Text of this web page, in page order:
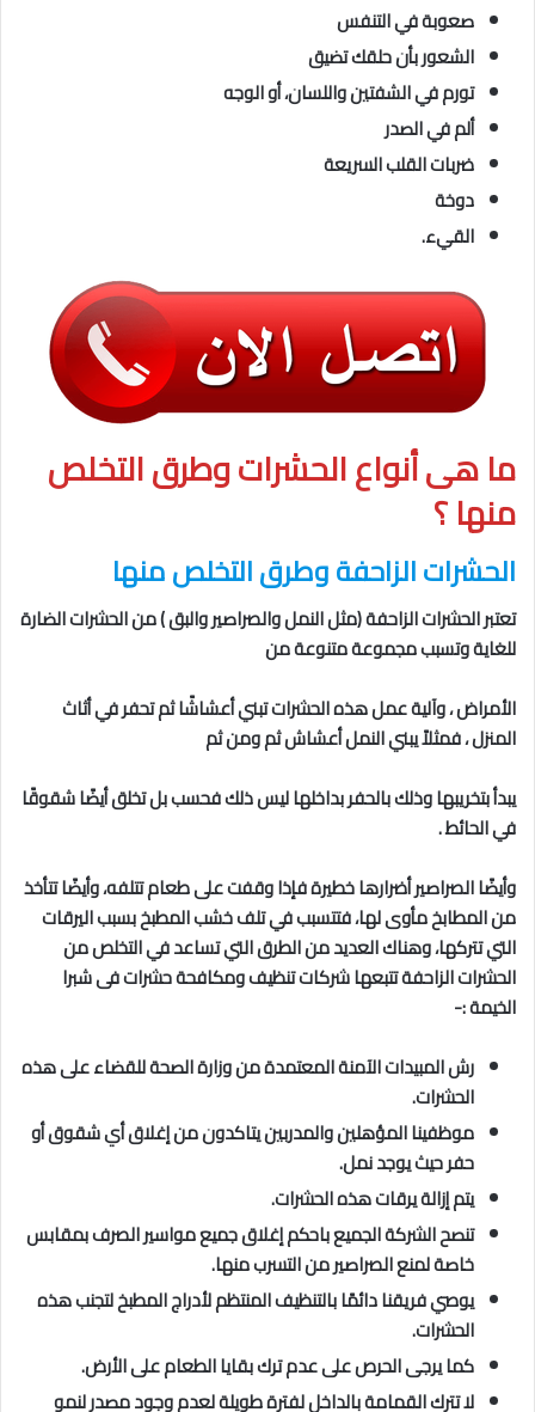
صعوبة في التنفس
الشعور بأن حلقك تضيق
تورم في الشفتين واللسان، أو الوجه
ألم في الصدر
ضربات القلب السريعة
دوخة
القيء.
ما هىأنواع الحشرات وطرق التخلص
منها؟
الحشرات الزاحفةوطرق التخلص منها
تعتبر الحشرات الزاحفة (مثل النمل والصراصير والبق ) من الحشرات الضارة
للغاية وتسبب مجموعة متنوعة من
الأمراض ، وآلية عمل هذه الحشرات تبني أعشاشًا ثم تحفر في أثاث
المنزل ، فمثلاً يبني النمل أعشاش ثم ومن ثم
يبدأ بتخريبها وذلك بالحفر بداخلها ليس ذلك فحسب بل تخلق أيضًا شقوقًا
في الحائط .
وأيضًا الصراصير أضرارها خطيرة فإذا وقفت على طعام تتلفه، وأيضًا تتأخذ
من المطابخ مأوى لها، فتتسبب في تلف خشب المطبخ بسبب اليرقات
التي تتركها، وهناك العديد من الطرق التي تساعد في التخلص من
الحشرات الزاحفة تتبعها شركات تنظيف ومكافحة حشرات فى شبرا
الخيمة:-
رش المبيدات الآمنة المعتمدة من وزارة الصحة للقضاء على هذه
الحشرات.
موظفينا المؤهلين والمدربين يتاكدون من إغلاق أي شقوق أو
حفر حيث يوجد نمل.
يتم إزالة يرقات هذه الحشرات.
تنصح الشركة الجميع باحكم إغلاق جميع مواسير الصرف بمقابس
خاصة لمنع الصراصير من التسرب منها.
يوصي فريقنا دائمًا بالتنظيف المنتظم لأدراج المطبخ لتجنب هذه
الحشرات.
كما يرجى الحرص على عدم ترك بقايا الطعام على الأرض.
لا تترك القمامة بالداخل لفترة طويلة لعدم وجود مصدر لنمو